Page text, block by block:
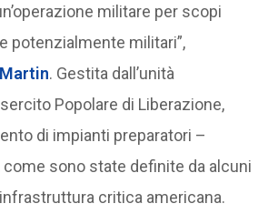
militare per scopi
potenzialmente militari”,
. Gestita dall’unità
Popolare di Liberazione,
di impianti preparatori –
come sono state definite da alcuni
critica americana.